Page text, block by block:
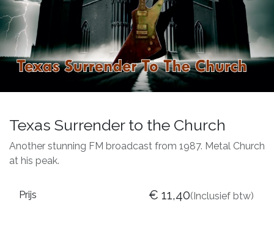
Texas Surrender to the Church
Another stunning FM broadcast from 1987. Metal Church
at his peak.
Prijs € 11,40(Inclusief btw)